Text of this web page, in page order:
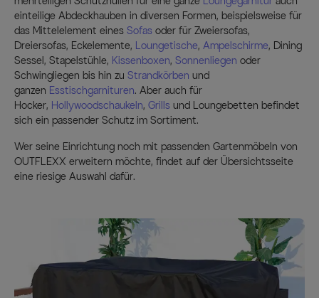
einteilige Abdeckhauben in diversen Formen, beispielsweise für
das Mittelelement eines Sofas oder für Zweiersofas,
Dreiersofas, Eckelemente, Loungetische, Ampelschirme, Dining
Sessel, Stapelstühle, Kissenboxen, Sonnenliegen oder
Schwingliegen bis hin zu Strandkörben und
ganzen Esstischgarnituren. Aber auch für
Hocker, Hollywoodschaukeln, Grills und Loungebetten befindet
sich ein passender Schutz im Sortiment.
Wer seine Einrichtung noch mit passenden Gartenmöbeln von
OUTFLEXX erweitern möchte, findet auf der Übersichtsseite
eine riesige Auswahl dafür.